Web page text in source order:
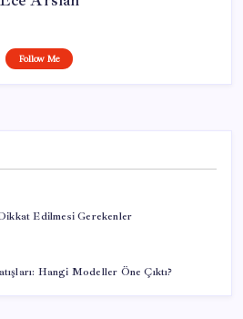
Follow Me
Edilmesi Gerekenler
Hangi Modeller Öne Çıktı?